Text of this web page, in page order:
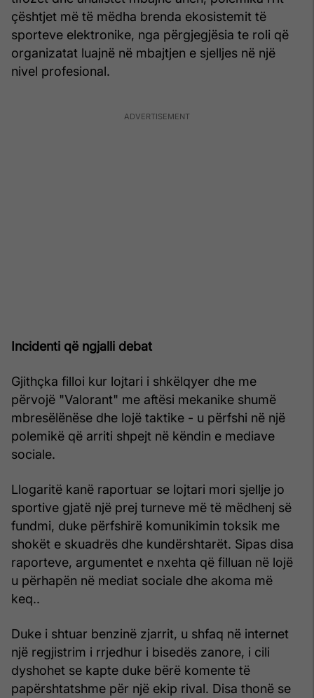
çështjet më të mëdha brenda ekosistemit të
sporteve elektronike, nga përgjegjësia te roli që
organizatat luajnë në mbajtjen e sjelljes në një
nivel profesional.
Incidenti që ngjalli debat
Gjithçka filloi kur lojtari i shkëlqyer dhe me
përvojë "Valorant" me aftësi mekanike shumë
mbresëlënëse dhe lojë taktike - u përfshi në një
polemikë që arriti shpejt në këndin e mediave
sociale.
Llogaritë kanë raportuar se lojtari mori sjellje jo
sportive gjatë një prej turneve më të mëdhenj së
fundmi, duke përfshirë komunikimin toksik me
shokët e skuadrës dhe kundërshtarët. Sipas disa
raporteve, argumentet e nxehta që filluan në lojë
u përhapën në mediat sociale dhe akoma më
keq..
Duke i shtuar benzinë zjarrit, u shfaq në internet
një regjistrim i rrjedhur i bisedës zanore, i cili
dyshohet se kapte duke bërë komente të
papërshtatshme për një ekip rival. Disa thonë se